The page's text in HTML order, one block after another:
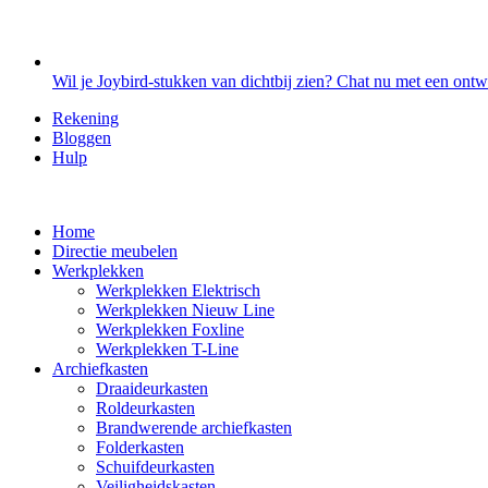
Wil je Joybird-stukken van dichtbij zien? Chat nu met een
Rekening
Bloggen
Hulp
Home
Directie meubelen
Werkplekken
Werkplekken Elektrisch
Werkplekken Nieuw Line
Werkplekken Foxline
Werkplekken T-Line
Archiefkasten
Draaideurkasten
Roldeurkasten
Brandwerende archiefkasten
Folderkasten
Schuifdeurkasten